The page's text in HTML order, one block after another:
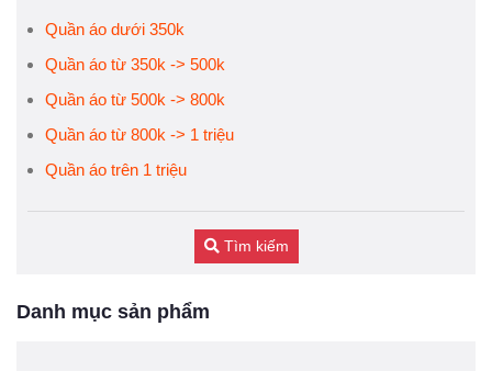
Quần áo dưới 350k
Quần áo từ 350k -> 500k
Quần áo từ 500k -> 800k
Quần áo từ 800k -> 1 triệu
Quần áo trên 1 triệu
Tìm kiếm
Danh mục sản phẩm